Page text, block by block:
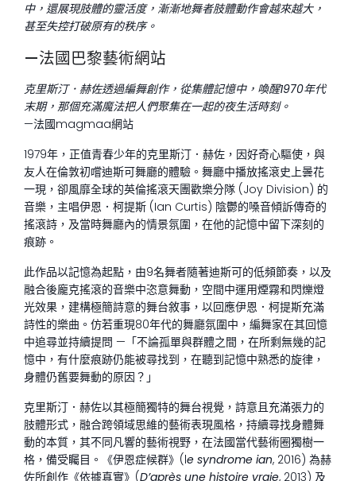
中，還展現肢體的靈活度，漸漸地舞者肢體動作會越來越大，
甚至失控打破原有的秩序。
—法國巴黎藝術網站
克里斯汀．赫佐透過編舞創作，從集體記憶中，喚醒1970年代
末期，那個充滿魔法把人們聚集在一起的夜生活時刻。
—法國magmaa網站
1979年，正值青春少年的克里斯汀．赫佐，因好奇心驅使，與
友人在倫敦初嚐迪斯可舞廳的體驗。舞廳中播放搖滾史上曇花
一現，卻風靡全球的英倫搖滾天團歡樂分隊 (Joy Division) 的
音樂，主唱伊恩．柯提斯 (Ian Curtis) 陰鬱的嗓音傾訴傳奇的
搖滾詩，及當時舞廳內的情景氛圍，在他的記憶中留下深刻的
痕跡。
此作品以記憶為起點，由9名舞者隨著迪斯可的低頻節奏，以及
融合後龐克搖滾的音樂中恣意舞動，空間中運用煙霧和閃爍燈
光效果，建構極簡詩意的舞台敘事，以回應伊恩．柯提斯充滿
詩性的樂曲。仿若重現80年代的舞廳氛圍中，編舞家在其回憶
中追尋並持續提問 —「不論孤單與群體之間，在所剩無幾的記
憶中，有什麼痕跡仍能被尋找到，在聽到記憶中熟悉的旋律，
身體仍舊要舞動的原因？」
克里斯汀．赫佐以其極簡獨特的舞台視覺，詩意且充滿張力的
肢體形式，融合跨領域思維的藝術表現風格，持續尋找身體舞
動的本質，其不同凡響的藝術視野，在法國當代藝術圈獨樹一
格，備受矚目。《伊恩症候群》(le syndrome ian, 2016) 為赫
佐所創作《依據真實》(D’après une histoire vraie, 2013) 及